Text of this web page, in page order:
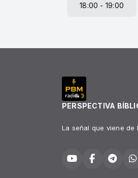
18:00 - 19:00
PERSPECTIVA
La señal que viene de